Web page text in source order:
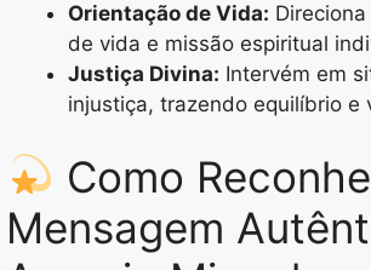
Orientação de Vida:
de vida e missão espiritual
Justiça Divina: Intervém em
injustiça, trazendo equilíbrio e
Como
Mensagem